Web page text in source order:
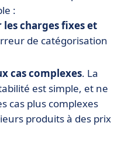
:
charges fixes et
de catégorisation
cas complexes. La
est simple, et ne
cas plus complexes
produits à des prix